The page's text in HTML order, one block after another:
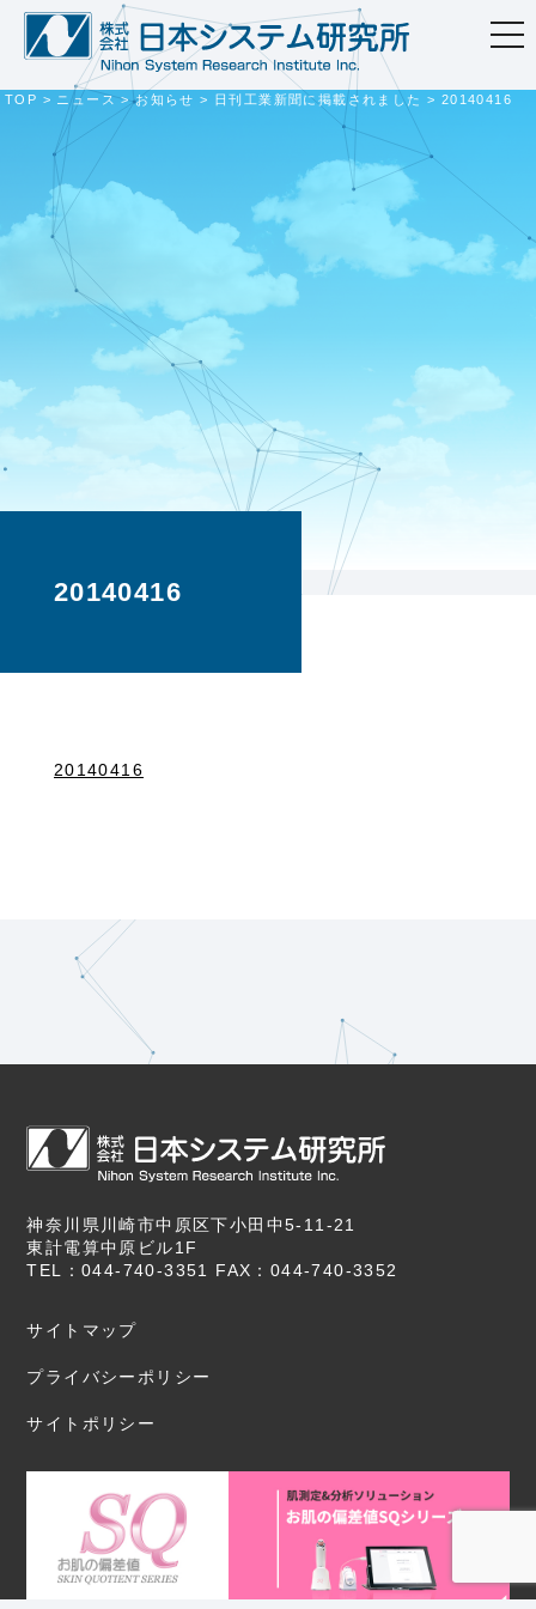
TOP > ニュース >お知らせ > 日刊工業新聞に掲載されました > 20140416
20140416
20140416
神奈川県川崎市中原区下小田中5-11-21
東計電算中原ビル1F
TEL：044-740-3351 FAX：044-740-3352
サイトマップ
プライバシーポリシー
サイトポリシー